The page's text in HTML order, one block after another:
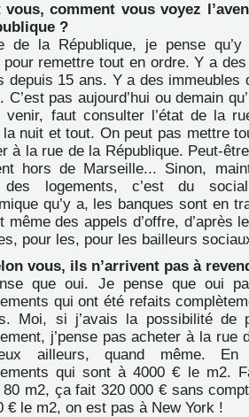
comment vous voyez
?
de la République, je pense qu’y
pour remettre tout en ordre. Y a
depuis 15 ans. Y a des immeubles
C’est pas aujourd’hui ou demain
venir, faut consulter l’état de la
la nuit et tout. On peut pas mettre
à la rue de la République. Peut-
hors de Marseille... Sinon,
des logements, c’est du
qu’y a, les banques sont en
même des appels d’offre, d’après
pour les, pour les bailleurs
vous, ils n’arrivent pas à
que oui. Je pense que oui
qui ont été refaits
Moi, si j’avais la possibilité de
j’pense pas acheter à la rue
ailleurs, quand même. En
qui sont à 4000 € le m2.
80 m2, ça fait 320 000 € sans
€ le m2, on est pas à New York !